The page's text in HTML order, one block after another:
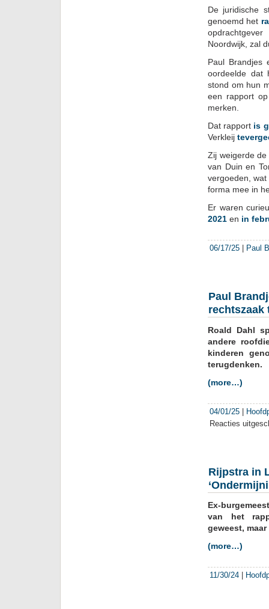
De juridische
genoemd het
Noordwijk, zal
Paul Brandjes
oordeelde dat
stond om hun
een rapport
merken.
Dat rapport is
Verkleij
Zij weigerde
van Duin en
vergoeden,
forma mee in
Er waren
2021 en in
06/17/25 Paul
Paul
rechtszaak
Roald Dahl
andere
kinderen
terugdenken.
(more…)
04/01/25 |
Reacties
Rijpstra in
Ex-
van het
geweest,
(more…)
11/30/24